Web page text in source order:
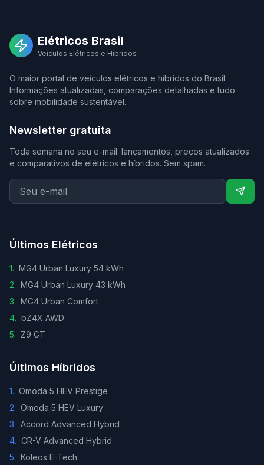
Elétricos Brasil
Veículos Elétricos e Híbridos
O maior portal de veículos elétricos e híbridos do Brasil.
Informações atualizadas, comparações detalhadas e tudo
sobre mobilidade sustentável.
Newsletter gratuita
Toda semana no seu e-mail: lançamentos, preços atualizados
e comparativos de elétricos e híbridos. Sem spam.
Últimos Elétricos
1. MG4 Urban Luxury 54 kWh
2. MG4 Urban Luxury 43 kWh
3. MG4 Urban Comfort
4. bZ4X AWD
5. Z9 GT
Últimos Híbridos
1. Omoda 5 HEV Prestige
2. Omoda 5 HEV Luxury
3. Accord Advanced Hybrid
4. CR-V Advanced Hybrid
5. Koleos E-Tech